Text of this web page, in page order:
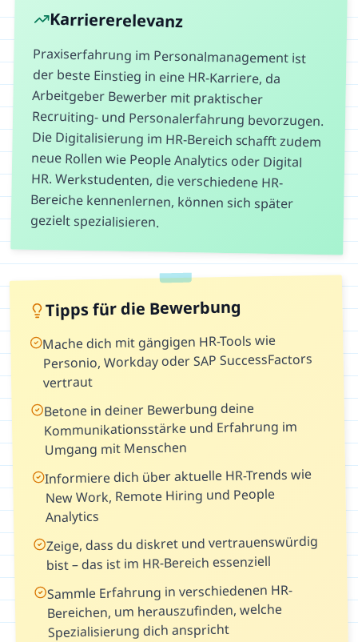
Karriererelevanz
Praxiserfahrung im Personalmanagement ist
der beste Einstieg in eine HR-Karriere, da
Arbeitgeber Bewerber mit praktischer
Recruiting- und Personalerfahrung bevorzugen.
Die Digitalisierung im HR-Bereich schafft zudem
neue Rollen wie People Analytics oder Digital
HR. Werkstudenten, die verschiedene HR-
Bereiche kennenlernen, können sich später
gezielt spezialisieren.
Tipps für die Bewerbung
Mache dich mit gängigen HR-Tools wie
Personio, Workday oder SAP SuccessFactors
vertraut
Betone in deiner Bewerbung deine
Kommunikationsstärke und Erfahrung im
Umgang mit Menschen
Informiere dich über aktuelle HR-Trends wie
New Work, Remote Hiring und People
Analytics
Zeige, dass du diskret und vertrauenswürdig
bist – das ist im HR-Bereich essenziell
Sammle Erfahrung in verschiedenen HR-
Bereichen, um herauszufinden, welche
Spezialisierung dich anspricht